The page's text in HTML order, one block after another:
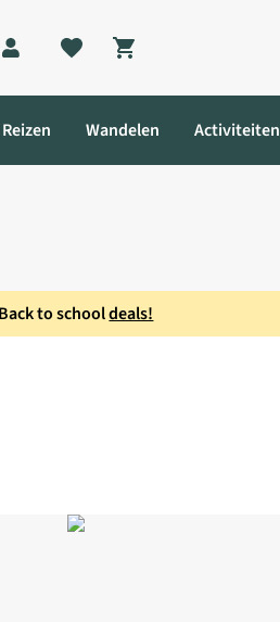
Shopping cart
Reizen Wandelen Activiteiten
Back to schooldeals!